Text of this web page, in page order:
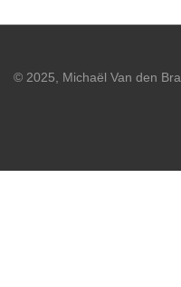
© 2025, Michaël Van den